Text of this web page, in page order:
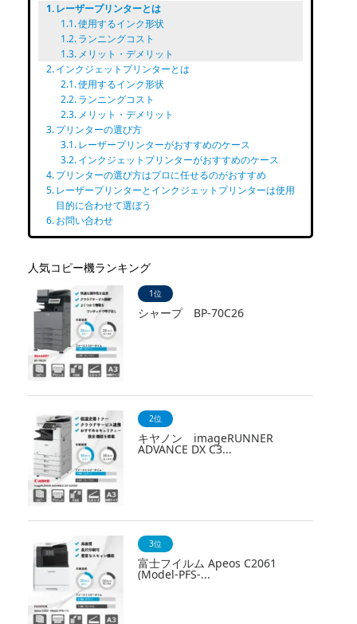
レーザープリンターとは
使用するインク形状
ランニングコスト
メリット・デメリット
インクジェットプリンターとは
使用するインク形状
ランニングコスト
メリット・デメリット
プリンターの選び方
レーザープリンターがおすすめのケース
インクジェットプリンターがおすすめのケース
プリンターの選び方はプロに任せるのがおすすめ
レーザープリンターとインクジェットプリンターは使用
目的に合わせて選ぼう
お問い合わせ
人気コピー機ランキング
1位
シャープ BP-70C26
2位
キヤノン imageRUNNER
ADVANCE DX C3...
3位
富士フイルム Apeos C2061
(Model-PFS-...